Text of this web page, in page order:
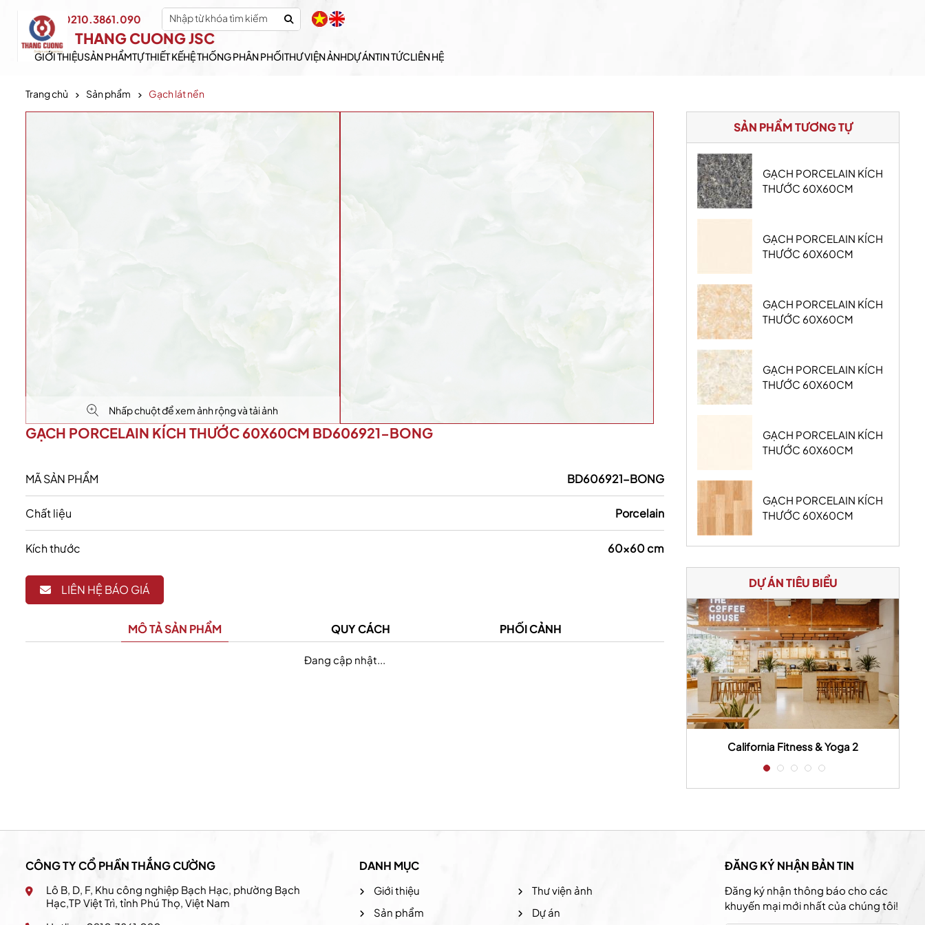
THANG CUONG JSC
Hotline: 0210.3861.090
GIỚI THIỆUSẢN PHẨMTỰ THIẾT KẾHỆ THỐNG PHÂN PHỐITHƯ VIỆN ẢNHDỰ ÁNTIN TỨCLIÊN HỆ
Trang chủ Sản phẩm Gạch lát nền
Nhấp chuột để xem ảnh rộng và tải ảnh
GẠCH PORCELAIN KÍCH THƯỚC 60X60CM BD606921-BONG
MÃ SẢN PHẨM BD606921-BONG
Chất liệu Porcelain
Kích thước 60x60 cm
LIÊN HỆ BÁO GIÁ
MÔ TẢ SẢN PHẨM QUY CÁCH PHỐI CẢNH
Đang cập nhật...
SẢN PHẨM TƯƠNG TỰ
GẠCH PORCELAIN KÍCH
THƯỚC 60X60CM
GẠCH PORCELAIN KÍCH
THƯỚC 60X60CM
GẠCH PORCELAIN KÍCH
THƯỚC 60X60CM
GẠCH PORCELAIN KÍCH
THƯỚC 60X60CM
GẠCH PORCELAIN KÍCH
THƯỚC 60X60CM
GẠCH PORCELAIN KÍCH
THƯỚC 60X60CM
DỰ ÁN TIÊU BIỂU
California Fitness & Yoga 2
CÔNG TY CỔ PHẦN THẮNG CƯỜNG
Lô B, D, F, Khu công nghiệp Bạch Hạc, phường Bạch
Hạc,TP Việt Trì, tỉnh Phú Thọ, Việt Nam
DANH MỤC
Giới thiệu
Sản phẩm
Thư viện ảnh
Dự án
ĐĂNG KÝ NHẬN BẢN TIN
Đăng ký nhận thông báo cho các
khuyến mại mới nhất của chúng tôi!